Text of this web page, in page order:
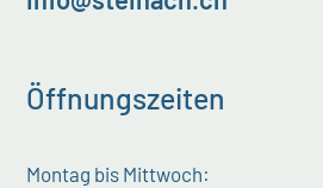
Öffnungszeiten
Montag bis Mittwoch: